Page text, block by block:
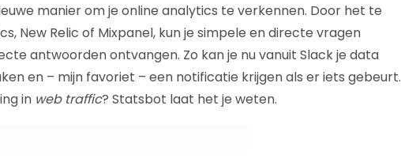
manier om je online analytics te verkennen. Door het te
New Relic of Mixpanel, kun je simpele en directe vragen
antwoorden ontvangen. Zo kan je nu vanuit Slack je data
en – mijn favoriet – een notificatie krijgen als er iets gebeurt.
in web traffic? Statsbot laat het je weten.